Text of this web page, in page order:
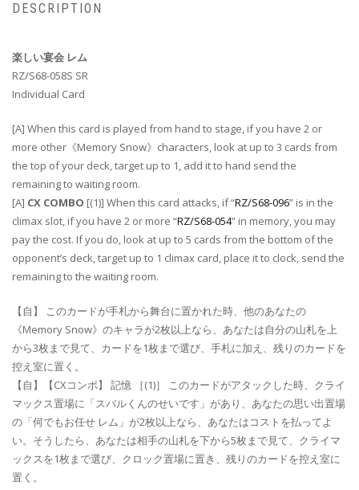
DESCRIPTION
楽しい宴会 レム
RZ/S68-058S SR
Individual Card
[A] When this card is played from hand to stage, if you have 2 or
more other《Memory Snow》characters, look at up to 3 cards from
the top of your deck, target up to 1, add it to hand send the
remaining to waiting room.
[A] CX COMBO [(1)] When this card attacks, if “RZ/S68-096” is in the
climax slot, if you have 2 or more “RZ/S68-054” in memory, you may
pay the cost. If you do, look at up to 5 cards from the bottom of the
opponent’s deck, target up to 1 climax card, place it to clock, send the
remaining to the waiting room.
【自】 このカードが手札から舞台に置かれた時、他のあなたの
《Memory Snow》のキャラが2枚以上なら、あなたは自分の山札を上
から3枚まで見て、カードを1枚まで選び、手札に加え、残りのカードを
控え室に置く。
【自】【CXコンボ】 記憶 ［(1)］ このカードがアタックした時、クライ
マックス置場に「スバルくんのせいです」があり、あなたの思い出置場
の「何でもお任せ レム」が2枚以上なら、あなたはコストを払ってよ
い。そうしたら、あなたは相手の山札を下から5枚まで見て、クライマ
ックスを1枚まで選び、クロック置場に置き、残りのカードを控え室に
置く。